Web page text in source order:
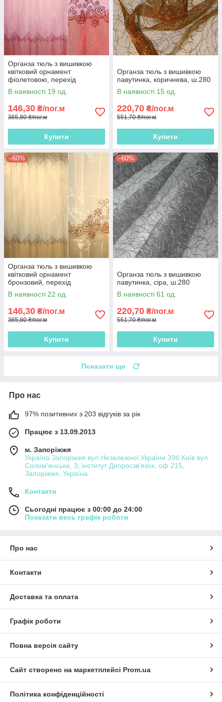
Органза тюль з вишивкою
квітковий орнамент
фіолетовою, перехід
рожевий яскравий, рожево-
сіра, ш.280
В наявності 19 од.
146,30 ₴/пог.м
365,80 ₴/пог.м
Купити
Органза тюль з вишивкою
павутинка, коричнева, ш.280
В наявності 15 од.
220,70 ₴/пог.м
551,70 ₴/пог.м
Купити
–60%
Органза тюль з вишивкою
квітковий орнамент
бронзовий, перехід
коричнево-бежева, ш.275
В наявності 22 од.
146,30 ₴/пог.м
365,80 ₴/пог.м
Купити
–60%
Органза тюль з вишивкою
павутинка, сіра, ш.280
В наявності 61 од.
220,70 ₴/пог.м
551,70 ₴/пог.м
Купити
Показати ще
Про нас
97% позитивних з 203 відгуків за рік
Працює з 13.09.2013
м. Запоріжжя
Україна Запоріжжя вул.Незалежної України 39б Київ вул.
Солом'янська, 3, інститут Дипросзв'язок, оф 215,
Запоріжжя, Україна
Контакти
Сьогодні працює з 00:00 до 24:00
Показати весь графік роботи
Про нас
Контакти
Доставка та оплата
Графік роботи
Повна версія сайту
Сайт створено на маркетплейсі Prom.ua
Політика конфіденційності